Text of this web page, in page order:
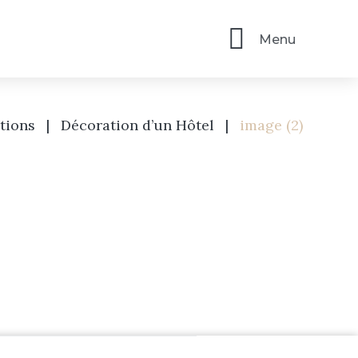
Menu
| Décoration d’un Hôtel | image (2)